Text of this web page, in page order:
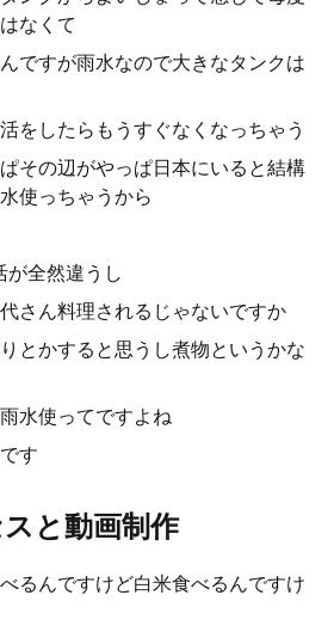
なくて
ですが雨水なので大きなタンクは
をしたらもうすぐなくなっちゃう
その辺がやっぱ日本にいると結構
使っちゃうから
が全然違うし
さん料理されるじゃないですか
とかすると思うし煮物というかな
水使ってですよね
す
と動画制作
るんですけど白米食べるんですけ